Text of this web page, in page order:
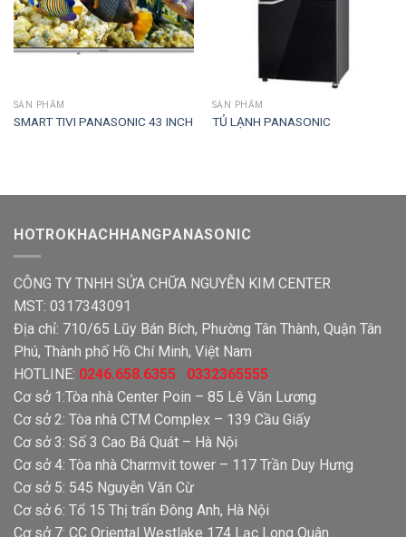
SẢN PHẨM
SMART TIVI PANASONIC 43 INCH
SẢN PHẨM
TỦ LẠNH PANASONIC
HOTROKHACHHANGPANASONIC
CÔNG TY TNHH SỬA CHỮA NGUYỄN KIM CENTER
MST: 0317343091
Địa chỉ: 710/65 Lũy Bán Bích, Phường Tân Thành, Quận Tân
Phú, Thành phố Hồ Chí Minh, Việt Nam
HOTLINE: 0246.658.6355 0332365555
Cơ sở 1:Tòa nhà Center Poin – 85 Lê Văn Lương
Cơ sở 2: Tòa nhà CTM Complex – 139 Cầu Giấy
Cơ sở 3: Số 3 Cao Bá Quát – Hà Nội
Cơ sở 4: Tòa nhà Charmvit tower – 117 Trần Duy Hưng
Cơ sở 5: 545 Nguyễn Văn Cừ
Cơ sở 6: Tổ 15 Thị trấn Đông Anh, Hà Nội
Cơ sở 7: CC Oriental Westlake 174 Lạc Long Quân